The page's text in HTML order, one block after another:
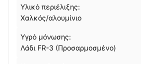
Υλικό περιέλιξης:
Χαλκός/αλουμίνιο
Υγρό μόνωσης:
Λάδι FR-3 (Προσαρμοσμένο)